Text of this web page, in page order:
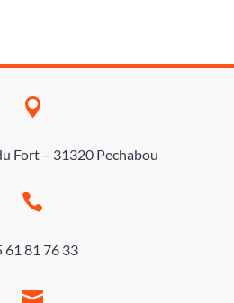

Fort – 31320 Pechabou

61 81 76 33
